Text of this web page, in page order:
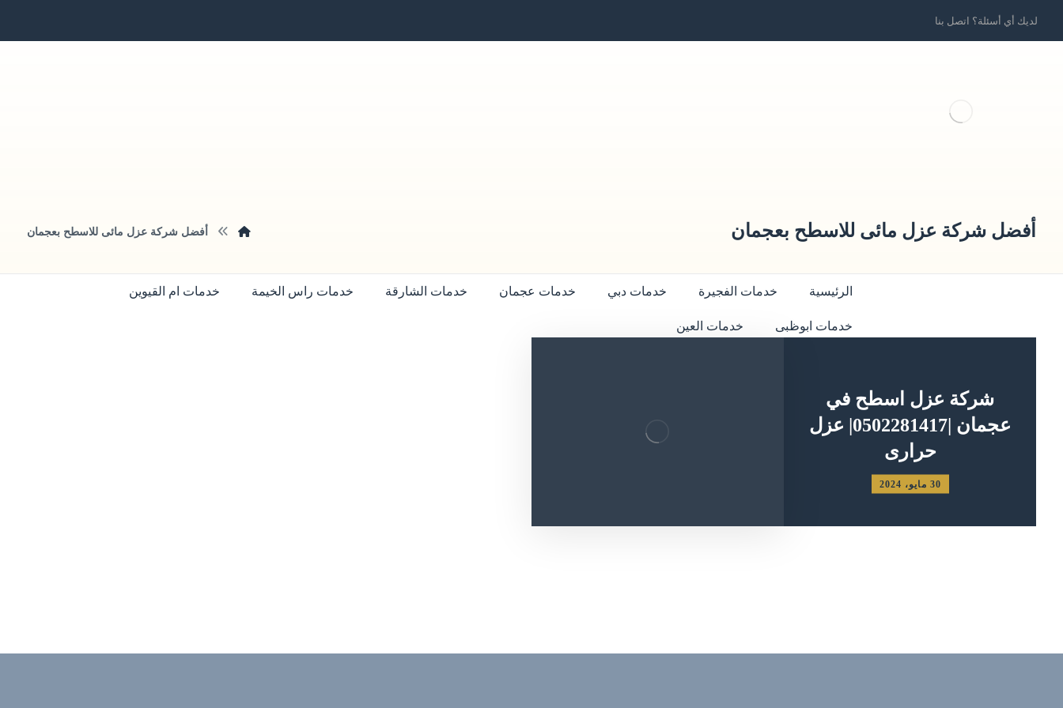
لديك أي أسئلة؟ اتصل بنا
الرئيسية خدمات الفجيرة خدمات دبي خدمات عجمان خدمات الشارقة خدمات راس الخيمة خدمات ام القيوين
خدمات ابوظبى خدمات العين
أفضل شركة عزل مائى للاسطح بعجمان أفضل شركة عزل مائى للاسطح بعجمان
شركة عزل اسطح في
عجمان |0502281417| عزل
حرارى
30 مايو، 2024